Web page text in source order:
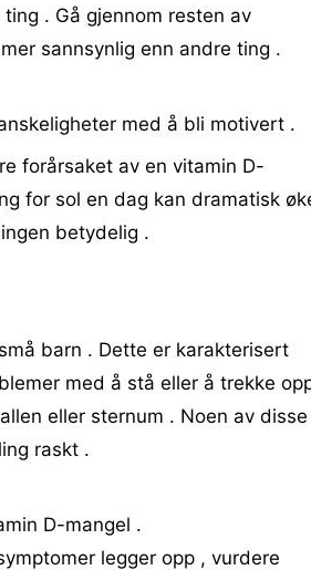
. Gå gjennom resten av
sannsynlig enn andre ting .
med å bli motivert .
forårsaket av en vitamin D-
for sol en dag kan dramatisk
betydelig .
barn . Dette er karakterisert
med å stå eller å trekke
eller sternum . Noen av disse
raskt .
D-mangel .
legger opp , vurdere